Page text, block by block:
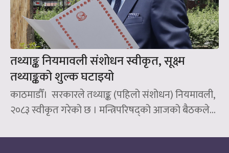
तथ्याङ्क नियमावली संशोधन स्वीकृत, सूक्ष्म
तथ्याङ्कको शुल्क घटाइयो
काठमाडौँ। सरकारले तथ्याङ्क (पहिलो संशोधन) नियमावली,
२०८३ स्वीकृत गरेको छ । मन्त्रिपरिषद्को आजको बैठकले...